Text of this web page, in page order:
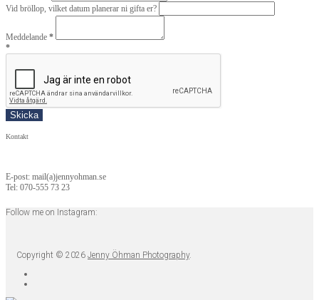
Vid bröllop, vilket datum planerar ni gifta er?
Meddelande *
*
Kontakt
E-post: mail(a)jennyohman.se
Tel: 070-555 73 23
Follow me on Instagram:
Copyright © 2026 Jenny Öhman Photography.